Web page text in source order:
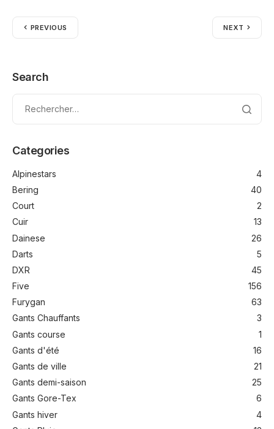
PREVIOUS NEXT
Search
Categories
Alpinestars
4
Bering
40
Court
2
Cuir
13
Dainese
26
Darts
5
DXR
45
Five
156
Furygan
63
Gants Chauffants
3
Gants course
1
Gants d'été
16
Gants de ville
21
Gants demi-saison
25
Gants Gore-Tex
6
Gants hiver
4